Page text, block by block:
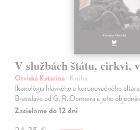
V službách štátu, cirkvi,
Orviská Katarína| Kniha
Ikonológia hlavného a korunovačného
Bratislave od G. R. Donnera a jeho
Zasielame do 12 dní